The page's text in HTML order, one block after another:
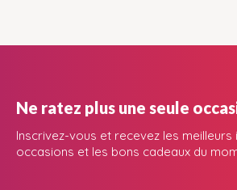
Ne ratez plus une seule
Inscrivez-vous et recevez les
occasions et les bons cadeaux du